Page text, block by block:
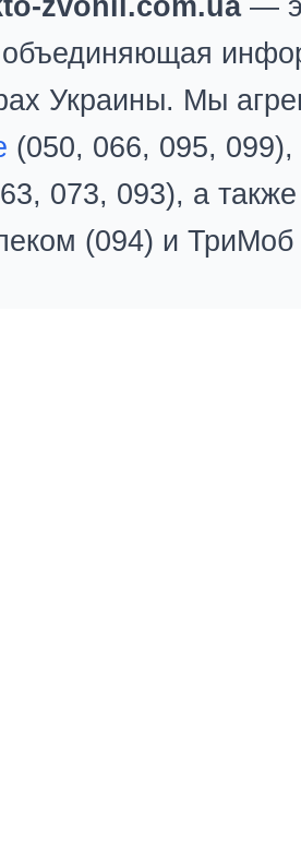
zvonil.com.ua—
Украины. Мы
(050, 066, 095, 099),
073, 093), а
(094) и ТриМоб